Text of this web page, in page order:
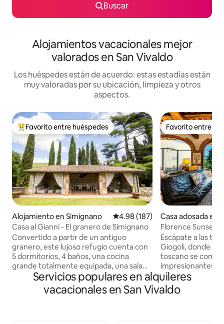
Buscar
Alojamientos vacacionales mejor
valorados en San Vivaldo
Los huéspedes están de acuerdo: estas estadías están
muy valoradas por su ubicación, limpieza y otros
aspectos.
Favorito entre huéspedes preferido
Favorito entre huéspedes
Alojamiento en Simignano Calificación promedio: 4.98 de
4.98 (187)
Casa al Gianni - El granero de Simignano
Convertido a partir de un antiguo
granero, este lujoso refugio cuenta con
5 dormitorios, 4 baños, una cocina
grande totalmente equipada, una sala
de estar espaciosa, un amplio jardín
privado con estacionamiento, una
bañera de hidromasaje, un patio con
Favorito entre
Favorito entre
Casa adosada en
Florence Sunset
Escápate a las
Giogoli, donde el
toscano se
impresionantes
minutos del
campiña de
es el punto de
Servicios populares en alquileres
vacacionales en San Vivaldo